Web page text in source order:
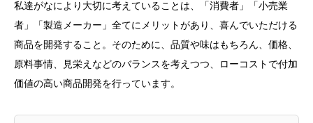
私達がなにより大切に考えていることは、「消費者」「小売業
者」「製造メーカー」全てにメリットがあり、喜んでいただける
商品を開発すること。そのために、品質や味はもちろん、価格、
原料事情、見栄えなどのバランスを考えつつ、ローコストで付加
価値の高い商品開発を行っています。